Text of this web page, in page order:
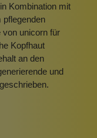
Kombination mit
pflegenden
von unicorn für
Kopfhaut
an den
und